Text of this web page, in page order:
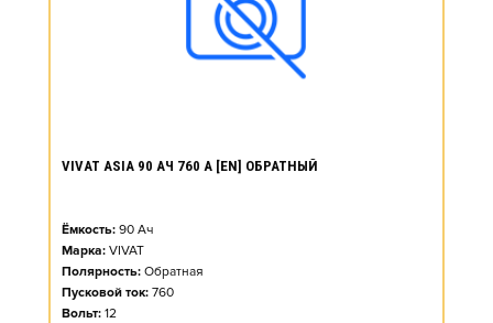
VIVAT ASIA 90 АЧ 760 А [EN] ОБРАТНЫЙ
Ёмкость: 90 Ач
Марка: VIVAT
Полярность: Обратная
Пусковой ток: 760
Вольт: 12